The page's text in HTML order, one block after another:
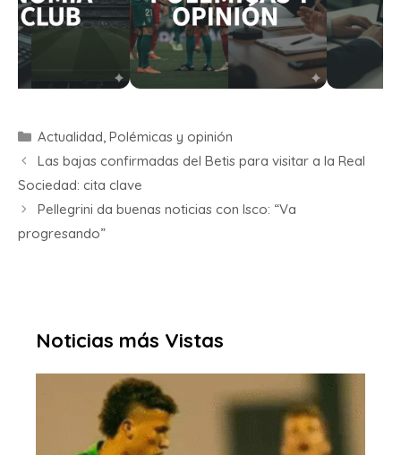
Actualidad, Polémicas y opinión
Las bajas confirmadas del Betis para visitar a la Real
Sociedad: cita clave
Pellegrini da buenas noticias con Isco: “Va
progresando”
Noticias más Vistas